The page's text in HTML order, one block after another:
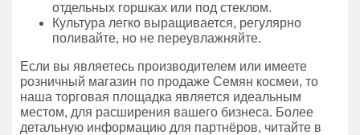
отдельных горшках или под стеклом.
Культура легко выращивается, регулярно
поливайте, но не переувлажняйте.
Если вы являетесь производителем или имеете
розничный магазин по продаже Семян космеи, то
наша торговая площадка является идеальным
местом, для расширения вашего бизнеса. Более
детальную информацию для партнёров, читайте в